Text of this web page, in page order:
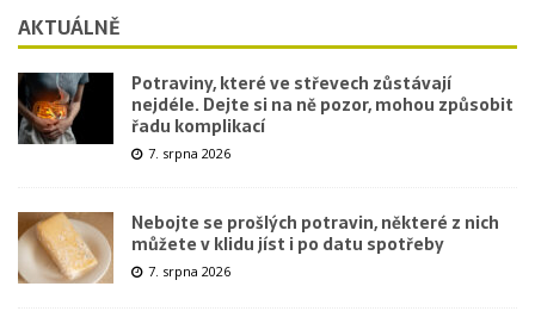
AKTUÁLNĚ
Potraviny, které ve střevech zůstávají
nejdéle. Dejte si na ně pozor, mohou způsobit
řadu komplikací
7. srpna 2026
Nebojte se prošlých potravin, některé z nich
můžete v klidu jíst i po datu spotřeby
7. srpna 2026